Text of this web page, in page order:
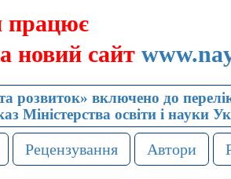
працює
новий сайт
розвиток» включено до
Міністерства освіти і науки
Рецензування Автори